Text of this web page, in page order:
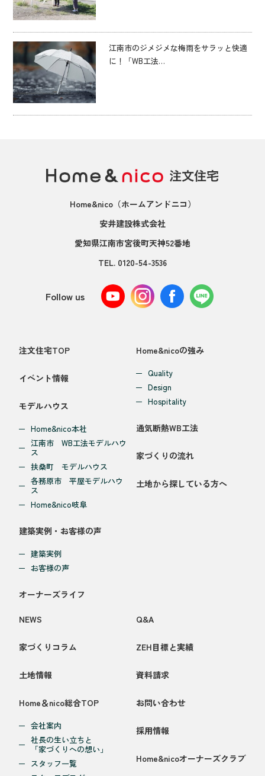
江南市のジメジメな梅雨をサラッと快適
に！「WB工法…
Home&nico（ホームアンドニコ）
安井建設株式会社
愛知県江南市宮後町天神52番地
TEL. 0120-54-3536
Follow us
注文住宅TOP
イベント情報
モデルハウス
Home&nico本社
江南市 WB工法モデルハウ
ス
扶桑町 モデルハウス
各務原市 平屋モデルハウ
ス
Home&nico岐阜
建築実例・お客様の声
建築実例
お客様の声
オーナーズライフ
Home&nicoの強み
Quality
Design
Hospitality
通気断熱WB工法
家づくりの流れ
土地から探している方へ
NEWS
家づくりコラム
土地情報
Home＆nico総合TOP
会社案内
社長の生い立ちと
「家づくりへの想い」
スタッフ一覧
Q&A
ZEH目標と実績
資料請求
お問い合わせ
採用情報
Home&nicoオーナーズクラブ